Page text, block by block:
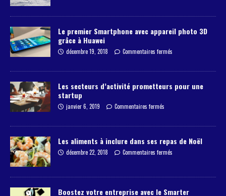
Le premier Smartphone avec appareil photo 3D
grâce à Huawei
décembre 19, 2018 Commentaires fermés
Les secteurs d’activité prometteurs pour une
startup
janvier 6, 2019 Commentaires fermés
Les aliments à inclure dans ses repas de Noël
décembre 22, 2018 Commentaires fermés
Boostez votre entreprise avec le Smarter